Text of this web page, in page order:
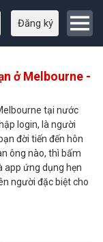
Đăng ký
ở Melbourne -
tại nước
login, là người
đời tiến đến hôn
ông nào, thì bấm
app ứng dụng hẹn
người đặc biệt cho